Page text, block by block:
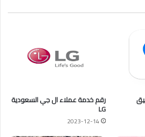
رقم خدمة عملاء ال جي السعودية
LG
2023-12-14